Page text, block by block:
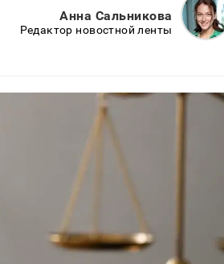
Анна Сальникова
Редактор новостной ленты